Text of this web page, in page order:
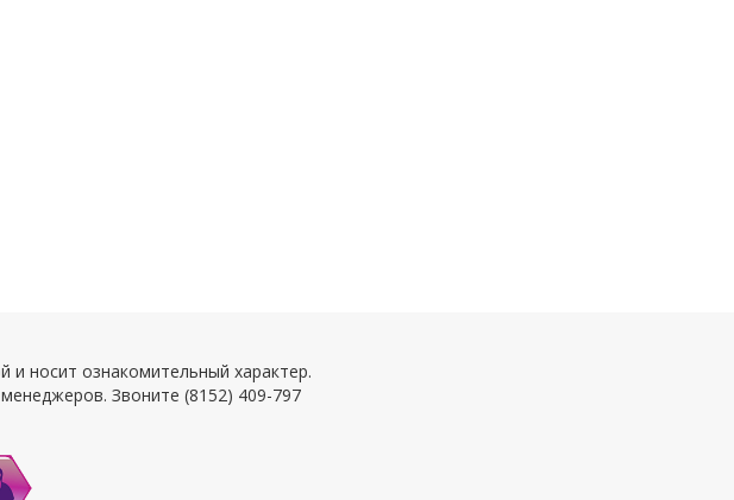
носит ознакомительный характер.
Звоните (8152) 409-797